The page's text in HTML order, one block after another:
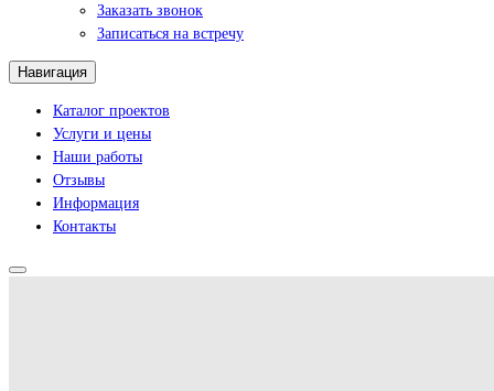
Заказать звонок
Записаться на встречу
Навигация
Каталог проектов
Услуги и цены
Наши работы
Отзывы
Информация
Контакты